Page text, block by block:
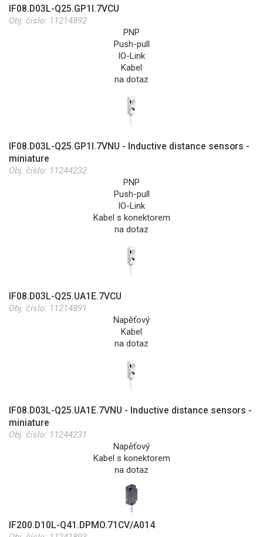
IF08.D03L-Q25.GP1I.7VCU
Obj. číslo: 11214892
PNP
Push-pull
IO-Link
Kabel
na dotaz
IF08.D03L-Q25.GP1I.7VNU - Inductive distance sensors -
miniature
Obj. číslo: 11244232
PNP
Push-pull
IO-Link
Kabel s konektorem
na dotaz
IF08.D03L-Q25.UA1E.7VCU
Obj. číslo: 11214891
Napěťový
Kabel
na dotaz
IF08.D03L-Q25.UA1E.7VNU - Inductive distance sensors -
miniature
Obj. číslo: 11244231
Napěťový
Kabel s konektorem
na dotaz
IF200.D10L-Q41.DPMO.71CV/A014